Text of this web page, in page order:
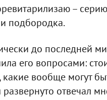
–
подбородка.
до последней
его вопросами:
какие вообще могут
отвечал